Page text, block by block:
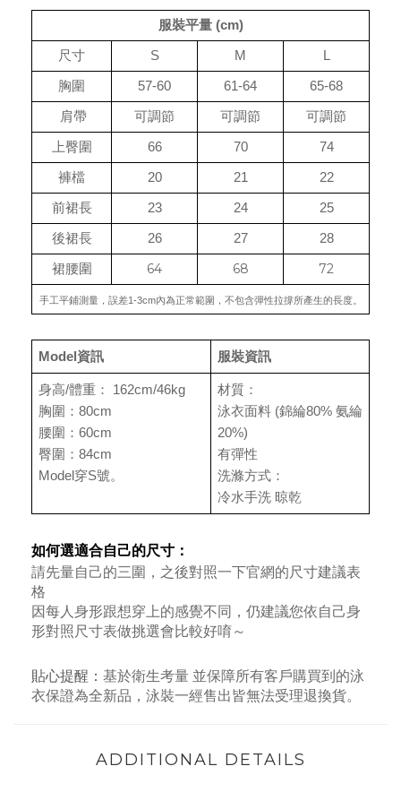
服裝平量 (cm)
尺寸 S M
胸圍 57-60 61-64 65-68
肩帶 可調節 可調節 可調節
上臀圍 66 70 74
褲檔 20 21 22
前裙長 23 24 25
後裙長 26 27 28
裙腰圍 64 68 72
手工平鋪測量，誤差1-3cm內為正常範圍，不包含彈性拉撐所產生的長度。
Model資訊 服裝資訊
身高/體重： 162cm/46kg
胸圍：80cm
腰圍：60cm
臀圍：84cm
Model穿S號。
材質：
泳衣面料 (錦綸80% 氨綸
20%)
有彈性
洗滌方式：
冷水手洗 晾乾
如何選適合自己的尺寸：
請先量自己的三圍，之後對照一下官網的尺寸建議表
格
因每人身形跟想穿上的感覺不同，仍建議您依自己身
形對照尺寸表做挑選會比較好唷～
貼心提醒： 基於衛生考量 並保障所有客戶購買到的泳
衣保證為全新品，泳裝一經售出皆無法受理退換貨。
ADDITIONAL DETAILS